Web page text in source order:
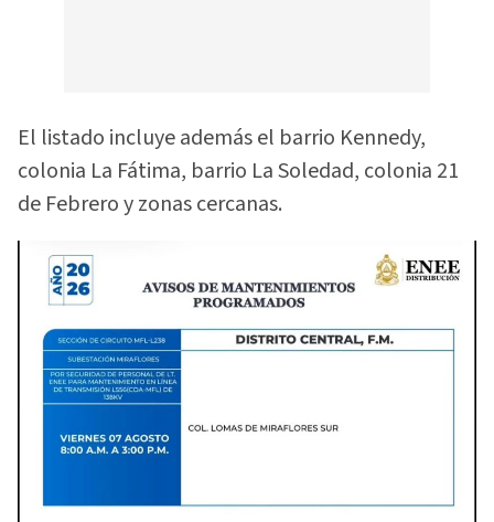
El listado incluye además el barrio Kennedy,
colonia La Fátima, barrio La Soledad, colonia 21
de Febrero y zonas cercanas.